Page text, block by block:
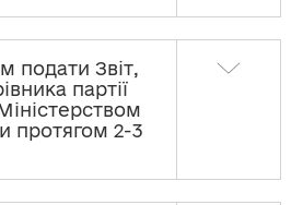
подати Звіт,
партії
протягом 2-3